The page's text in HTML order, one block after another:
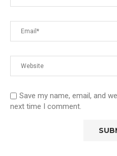
Save my name, email, and
next time I comment.